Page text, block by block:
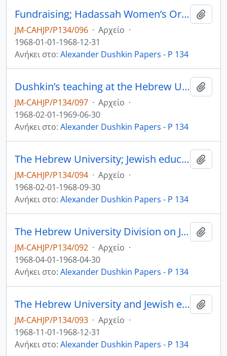
Fundraising; Hadassah Women’s Organization; Jewish education; the Hebrew University
JM-CAHJP/P134/096 · Αρχείο ·
1968-01-01-1968-12-31
Ανήκει στο: Alexander Dushkin Papers - P 134
Dushkin’s teaching at the Hebrew University; Jewish education in the USA
JM-CAHJP/P134/097 · Αρχείο ·
1968-02-01-1969-06-30
Ανήκει στο: Alexander Dushkin Papers - P 134
The Hebrew University; Jewish education in the Diaspora; Dushkin’s receipt of the Israel Prize
JM-CAHJP/P134/094 · Αρχείο ·
1968-02-01-1968-09-30
Ανήκει στο: Alexander Dushkin Papers - P 134
The Hebrew University Division on Jewish Education in the Diaspora; Jewish education in the USA
JM-CAHJP/P134/092 · Αρχείο ·
1968-04-01-1968-04-30
Ανήκει στο: Alexander Dushkin Papers - P 134
The Hebrew University and Jewish education in the Diaspora
JM-CAHJP/P134/093 · Αρχείο ·
1968-11-01-1968-12-31
Ανήκει στο: Alexander Dushkin Papers - P 134